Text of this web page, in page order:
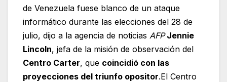
de Venezuela fuese blanco de un ataque
informático durante las elecciones del 28 de
julio, dijo a la agencia de noticias AFP Jennie
Lincoln, jefa de la misión de observación del
Centro Carter, que coincidió con las
proyecciones del triunfo opositor.El Centro